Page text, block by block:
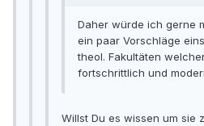
Daher würde ich gerne
ein paar Vorschläge
theol. Fakultäten
fortschrittlich und
Willst Du es wissen um sie